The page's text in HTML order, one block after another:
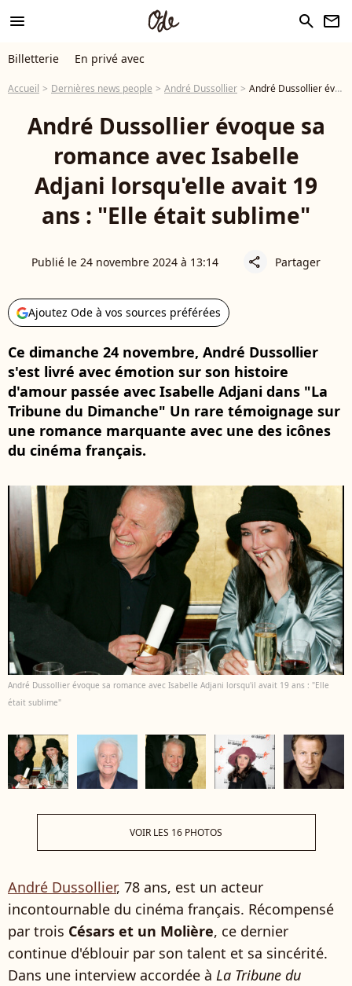
menu search newsletter
Billetterie En privé avec
Accueil Dernières news people André Dussollier André Dussollier évoque sa romance avec Isabelle Adjani lorsqu'elle avait 19 ans : "Elle était sublime"
André Dussollier évoque sa
romance avec Isabelle
Adjani lorsqu'elle avait 19
ans : "Elle était sublime"
Publié le 24 novembre 2024 à 13:14 share Partager
Ajoutez Ode à vos sources préférées
Ce dimanche 24 novembre, André Dussollier
s'est livré avec émotion sur son histoire
d'amour passée avec Isabelle Adjani dans "La
Tribune du Dimanche" Un rare témoignage sur
une romance marquante avec une des icônes
du cinéma français.
André Dussollier évoque sa romance avec Isabelle Adjani lorsqu'il avait 19 ans : "Elle
était sublime"
VOIR LES 16 PHOTOS
André Dussollier, 78 ans, est un acteur
incontournable du cinéma français. Récompensé
par trois Césars et un Molière, ce dernier
continue d'éblouir par son talent et sa sincérité.
Dans une interview accordée à La Tribune du